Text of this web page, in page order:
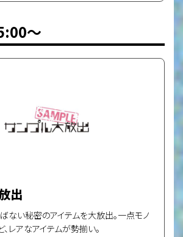
〜
出
ない秘密のアイテムを大放出。一点モノ
レアなアイテムが勢揃い。